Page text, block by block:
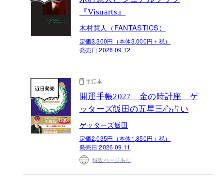
『Visuarts』
木村慧人（FANTASTICS）
定価3,300円（本体3,000円＋税）
発売日:2026.09.12
単行本
開運手帳2027 金の時計座 ゲ
ッターズ飯田の五星三心占い
ゲッターズ飯田
定価2,035円（本体1,850円＋税）
発売日:2026.09.11
特設ページあり